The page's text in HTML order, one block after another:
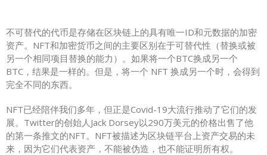
不可替代的代币是存储在区块链上的具有唯一ID和元数据的加密
资产。NFT和加密货币之间的主要区别在于可替代性（替换或被
另一个相同项目替换的能力）。如果将一个BTC换成另一个
BTC，结果是一样的。但是，将一个 NFT 换成另一个时，会得到
完全不同的东西。
NFT已经陪伴我们多年，但正是Covid-19大流行推动了它们的发
展。Twitter的创始人Jack Dorsey以290万美元的价格出售了他
的第一条推文的NFT。NFT被描述为区块链平台上资产交易的未
来，因为它们代表资产，不能被伪造，也不能证明所有权。